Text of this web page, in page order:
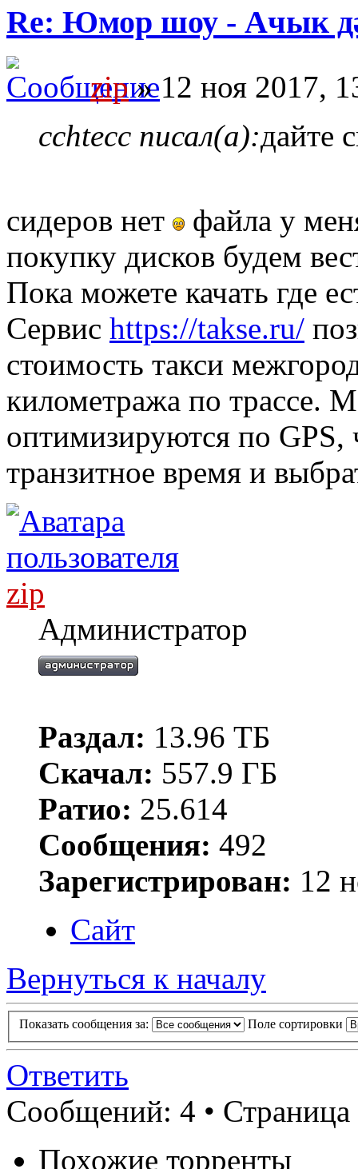
Re: Юмор шоу - Ачык
zip» 12 ноя 2017,
cchtecc писал(а):дайте
сидеров нет
файла у
покупку дисков будем
Пока можете качать где
Сервис https://takse.ru/
стоимость такси
километража по трассе.
оптимизируются по GPS,
транзитное время и
zip
Администратор
Раздал: 13.96 ТБ
Скачал: 557.9 ГБ
Ратио: 25.614
Сообщения: 492
Зарегистрирован: 12
Сайт
Вернуться к началу
Показать сообщения за: Поле сортировки
Ответить
Сообщений: 4 • Страница
Похожие торренты